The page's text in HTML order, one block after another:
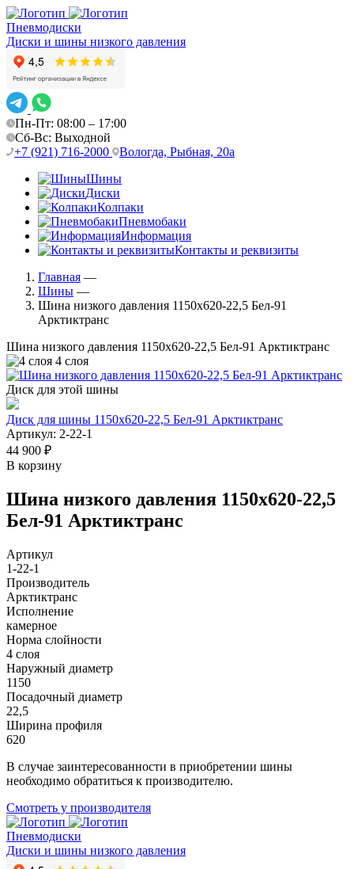
Пневмодиски
Диски и шины низкого давления
Пн-Пт: 08:00 – 17:00
Сб-Вс: Выходной
+7 (921) 716-2000
Вологда, Рыбная, 20а
Шины
Диски
Колпаки
Пневмобаки
Информация
Контакты и реквизиты
Главная —
Шины —
Шина низкого давления 1150х620-22,5 Бел-91
Арктиктранс
Шина низкого давления 1150х620-22,5 Бел-91 Арктиктранс
4 слоя
Диск для этой шины
Диск для шины 1150х620-22,5 Бел-91 Арктиктранс
Артикул: 2-22-1
44 900 ₽
В корзину
Шина низкого давления 1150х620-22,5
Бел-91 Арктиктранс
Артикул
1-22-1
Производитель
Арктиктранс
Исполнение
камерное
Норма слойности
4 слоя
Наружный диаметр
1150
Посадочный диаметр
22,5
Ширина профиля
620
В случае заинтересованности в приобретении шины
необходимо обратиться к производителю.
Смотреть у производителя
Пневмодиски
Диски и шины низкого давления